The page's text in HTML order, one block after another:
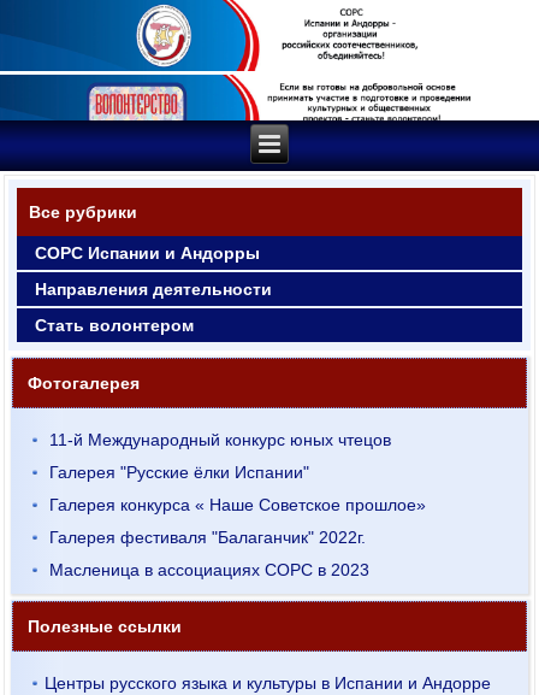
Все рубрики
СОРС Испании и Андорры
Направления деятельности
Стать волонтером
Фотогалерея
11-й Международный конкурс юных чтецов
Галерея "Русские ёлки Испании"
Галерея конкурса « Наше Советское прошлое»
Галерея фестиваля "Балаганчик" 2022г.
Масленица в ассоциациях СОРС в 2023
Полезные ссылки
Центры русского языка и культуры в Испании и Андорре